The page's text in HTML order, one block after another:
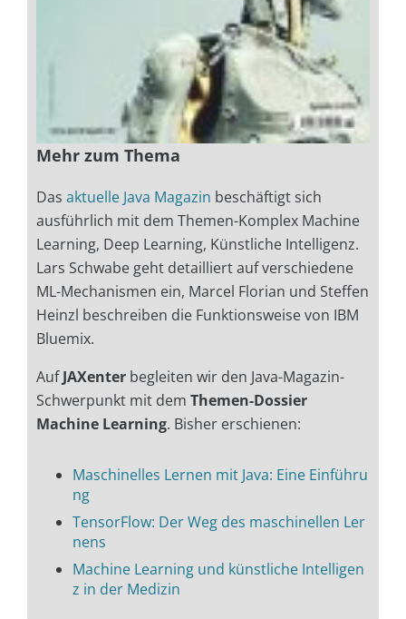
Mehr zum Thema
Das aktuelle Java Magazin beschäftigt sich
ausführlich mit dem Themen-Komplex Machine
Learning, Deep Learning, Künstliche Intelligenz.
Lars Schwabe geht detailliert auf verschiedene
ML-Mechanismen ein, Marcel Florian und Steffen
Heinzl beschreiben die Funktionsweise von IBM
Bluemix.
AufJAXenter begleiten wir den Java-Magazin-
Schwerpunkt mit dem Themen-Dossier
Machine Learning. Bisher erschienen:
Maschinelles Lernen mit Java: Eine Einführu
ng
TensorFlow: Der Weg des maschinellen Ler
nens
Machine Learning und künstliche Intelligen
z in der Medizin